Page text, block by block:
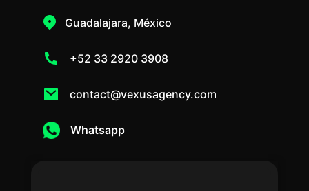
Guadalajara, México
+52 33 2920 3908
contact@vexusagency.com
Whatsapp